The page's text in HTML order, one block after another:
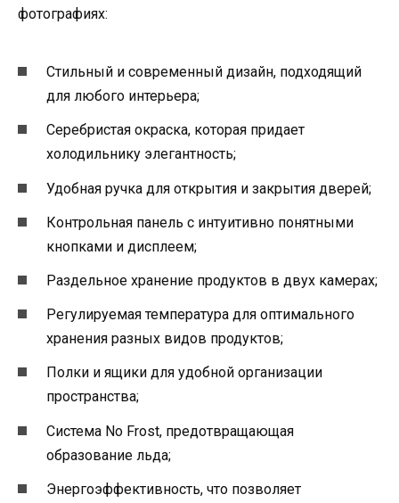
фотографиях:
Стильный и современный дизайн, подходящий
для любого интерьера;
Серебристая окраска, которая придает
холодильнику элегантность;
Удобная ручка для открытия и закрытия дверей;
Контрольная панель с интуитивно понятными
кнопками и дисплеем;
Раздельное хранение продуктов в двух камерах;
Регулируемая температура для оптимального
хранения разных видов продуктов;
Полки и ящики для удобной организации
пространства;
Система No Frost, предотвращающая
образование льда;
Энергоэффективность, что позволяет